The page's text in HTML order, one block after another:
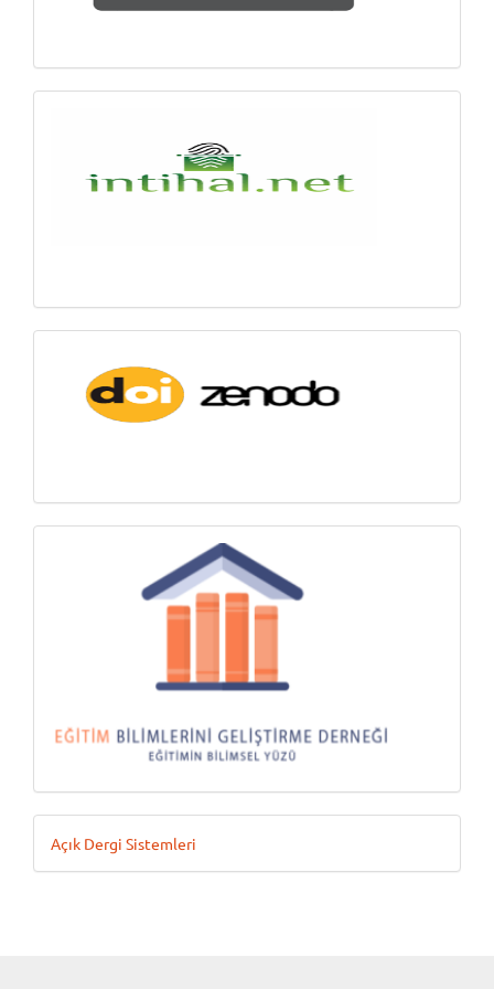
Zenodo-
DOI
Geliştiren
Açık Dergi Sistemleri